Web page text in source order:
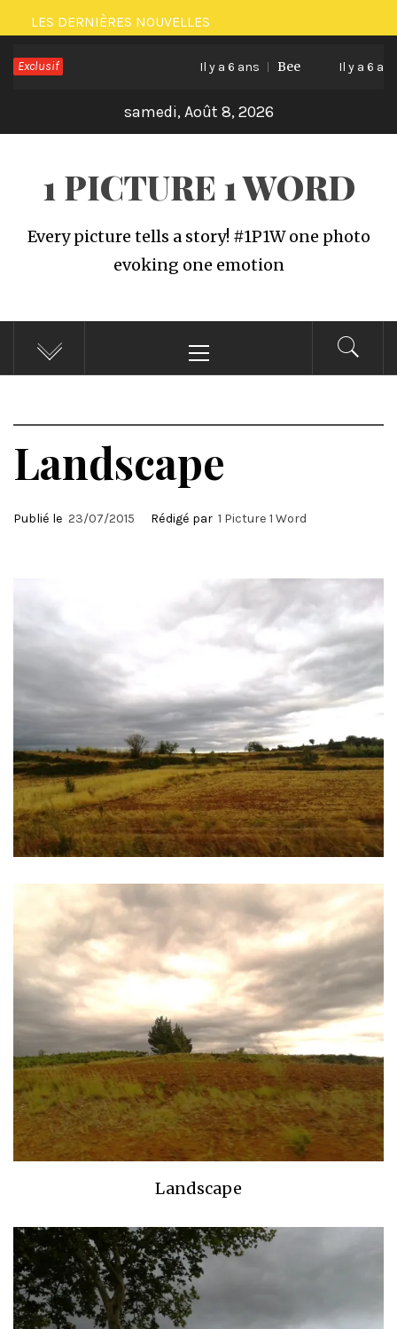
Passer
au
contenu
LES DERNIÈRES NOUVELLES
Exclusif Il y a 6 ans Bee Il y a 6 ans
samedi, Août 8, 2026
1 PICTURE 1 WORD
Every picture tells a story! #1P1W one photo
evoking one emotion
principal
Landscape
Publié le 23/07/2015 Rédigé par 1 Picture 1 Word
Landscape